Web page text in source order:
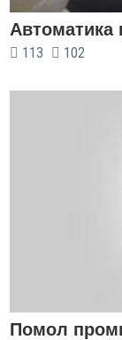
Автоматика
113 102
Помол